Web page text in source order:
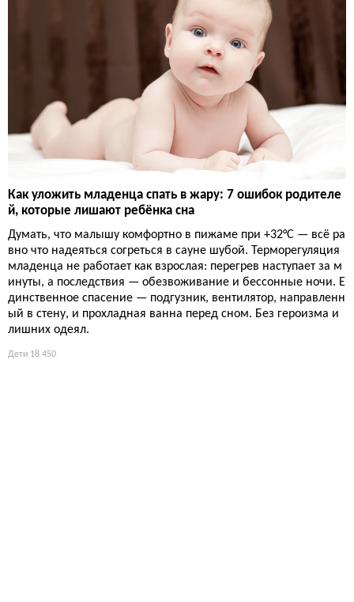
Как уложить младенца спать в жару: 7 ошибок родителе
й, которые лишают ребёнка сна
Думать, что малышу комфортно в пижаме при +32°C — всё ра
вно что надеяться согреться в сауне шубой. Терморегуляция
младенца не работает как взрослая: перегрев наступает за м
инуты, а последствия — обезвоживание и бессонные ночи. Е
динственное спасение — подгузник, вентилятор, направленн
ый в стену, и прохладная ванна перед сном. Без героизма и
лишних одеял.
Дети 18 450